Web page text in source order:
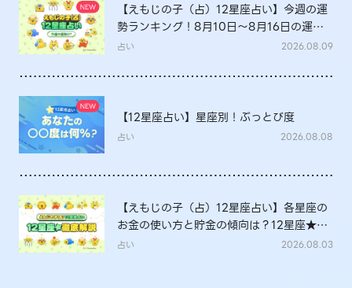
【えもじの子（占）12星座占い】今週の運
勢ランキング！8月10日～8月16日の運勢
は？
占い 2026.08.09
【12星座占い】星座別！ぶっとび度
占い 2026.08.08
【えもじの子（占）12星座占い】各星座の
お金の使い方と貯金の傾向は？12星座★徹
底解説
占い 2026.08.03